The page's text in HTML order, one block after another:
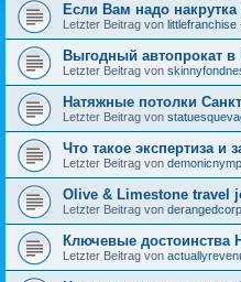
Если Вам надо
Letzter Beitrag von littlefranchise
Выгодный автопрокат в
Letzter Beitrag von
Натяжные потолки
Letzter Beitrag von
Что такое экспертиза и
Letzter Beitrag von
Olive & Limestone travel
Letzter Beitrag von
Ключевые достоинства
Letzter Beitrag von